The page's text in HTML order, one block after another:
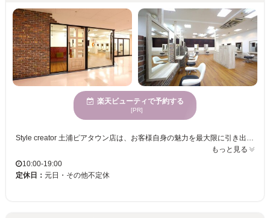
楽天ビューティで予約する
[PR]
もっと見る
10:00-19:00
定休日： 元日・その他不定休